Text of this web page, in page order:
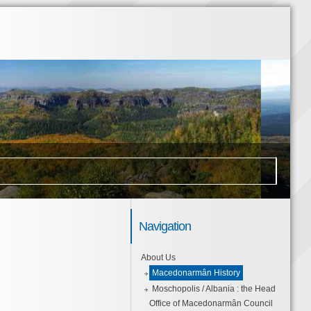
Navigation
About Us
Macedonarmân History
Moschopolis / Albania : the Head
Office of Macedonarmân Council